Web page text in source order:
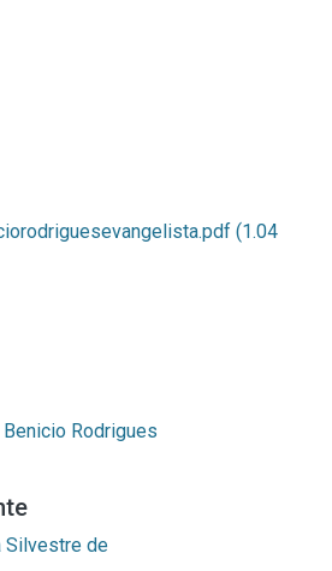
(1.04
Rodrigues
Silvestre de